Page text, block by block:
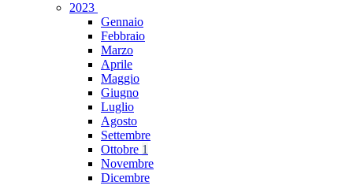
2023
Gennaio
Febbraio
Marzo
Aprile
Maggio
Giugno
Luglio
Agosto
Settembre
Ottobre 1
Novembre
Dicembre